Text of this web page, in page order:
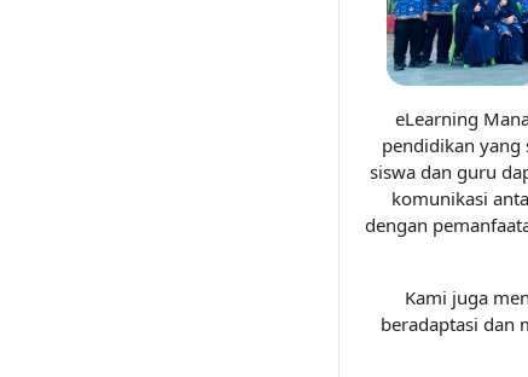
eLearning
pendidikan yang
siswa dan guru
komunikasi
dengan
Kami juga
beradaptasi dan